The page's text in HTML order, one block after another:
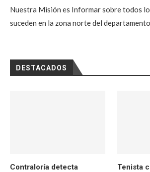
Nuestra Misión es Informar sobre todos
suceden en la zona norte del
DESTACADOS
Contraloría detecta
Tenista